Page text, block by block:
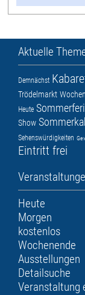
Aktuelle
Demnächst
Trödelmarkt
Heute
Show
Sehenswürdigkeiten
Eintritt frei
Heute
Morgen
kostenlos
Wochenende
Ausstellungen
Detailsuche
Veranstaltung